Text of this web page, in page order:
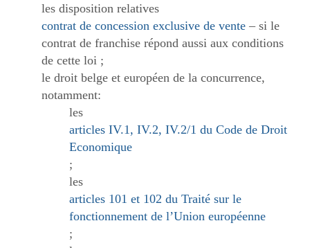
les disposition relatives
contrat de concession exclusive de vente – si le
contrat de franchise répond aussi aux conditions
de cette loi ;
le droit belge et européen de la concurrence,
notamment:
les
articles IV.1, IV.2, IV.2/1 du Code de Droit
Economique
;
les
articles 101 et 102 du Traité sur le
fonctionnement de l’Union européenne
;